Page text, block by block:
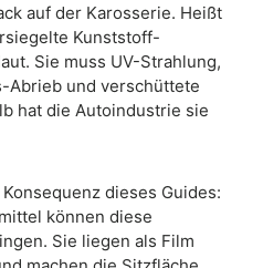
auf der Karosserie. Heißt
Kunststoff-
Sie muss UV-Strahlung,
Abrieb und verschüttete
hat die Autoindustrie sie
dieses Guides:
können diese
Sie liegen als Film